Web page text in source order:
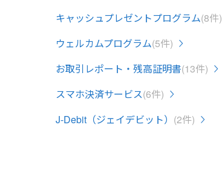
キャッシュプレゼントプログラム(8件)
ウェルカムプログラム(5件)
お取引レポート・残高証明書(13件)
スマホ決済サービス(6件)
J-Debit（ジェイデビット） (2件)